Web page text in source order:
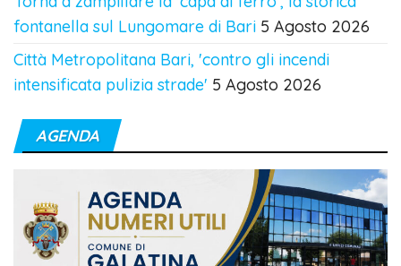
fontanella sul Lungomare di Bari 5 Agosto 2026
Città Metropolitana Bari, 'contro gli incendi
intensificata pulizia strade' 5 Agosto 2026
AGENDA